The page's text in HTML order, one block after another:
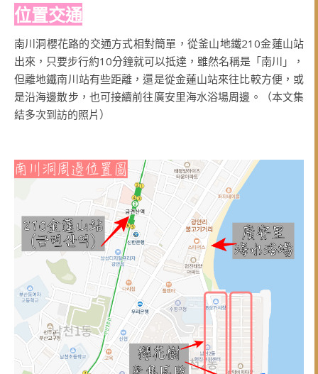
位置交通
南川洞櫻花路的交通方式相對簡單，從釜山地鐵210金蓮山站
出來，只要步行約10分鐘就可以抵達，雖然名稱是「南川」，
但離地鐵南川站有些距離，還是從金蓮山站來往比較方便，或
是沿海邊散步，也可接續前往廣安里海水浴場周邊。（本文集
結多次到訪的照片）